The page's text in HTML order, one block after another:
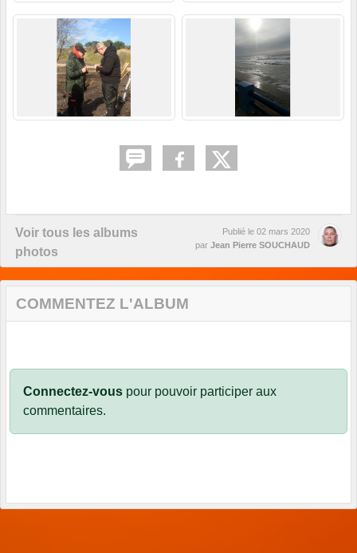
Voir tous les albums
photos
Publié le 02 mars 2020
par Jean Pierre SOUCHAUD
COMMENTEZ L'ALBUM
Connectez-vous pour pouvoir participer aux
commentaires.